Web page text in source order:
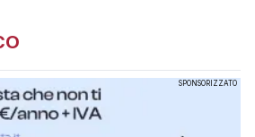
SPONSORIZZATO